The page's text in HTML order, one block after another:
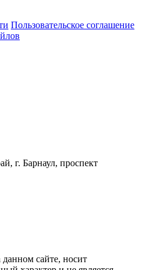
Пользовательское соглашение
г. Барнаул, проспект
сайте, носит